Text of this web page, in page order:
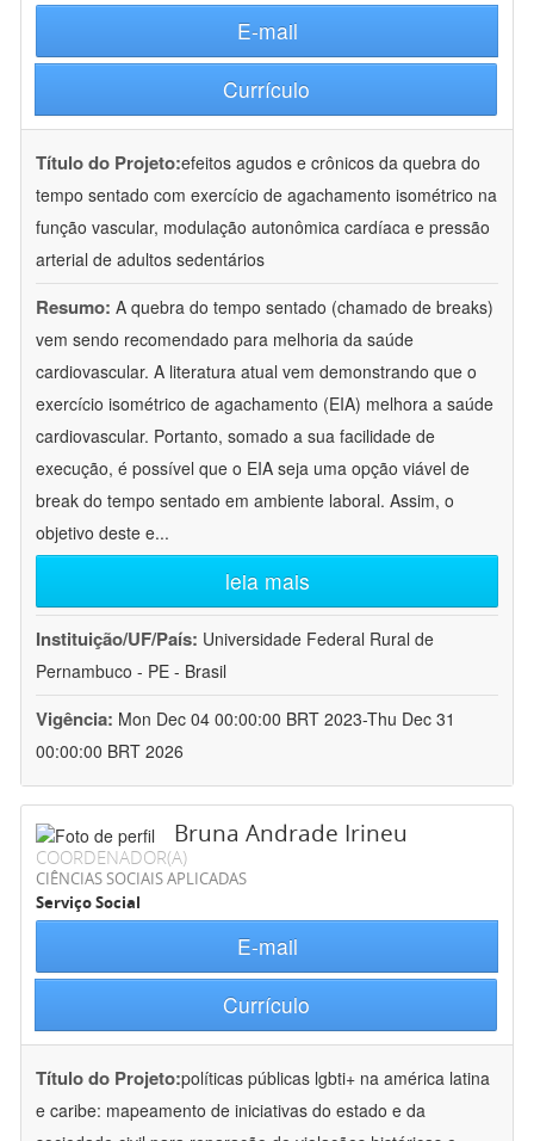
E-mail
Currículo
Título do Projeto:efeitos agudos e crônicos da quebra do
tempo sentado com exercício de agachamento isométrico na
função vascular, modulação autonômica cardíaca e pressão
arterial de adultos sedentários
Resumo: A quebra do tempo sentado (chamado de breaks)
vem sendo recomendado para melhoria da saúde
cardiovascular. A literatura atual vem demonstrando que o
exercício isométrico de agachamento (EIA) melhora a saúde
cardiovascular. Portanto, somado a sua facilidade de
execução, é possível que o EIA seja uma opção viável de
break do tempo sentado em ambiente laboral. Assim, o
objetivo deste e...
leia mais
Instituição/UF/País: Universidade Federal Rural de
Pernambuco - PE - Brasil
Vigência: Mon Dec 04 00:00:00 BRT 2023-Thu Dec 31
00:00:00 BRT 2026
Bruna Andrade Irineu
COORDENADOR(A)
CIÊNCIAS SOCIAIS APLICADAS
Serviço Social
E-mail
Currículo
Título do Projeto:políticas públicas lgbti+ na américa latina
e caribe: mapeamento de iniciativas do estado e da